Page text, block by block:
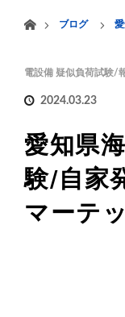
ブログ
電設備 疑似負荷試験/
2024.03.23
愛知県
験/自家
マーテ